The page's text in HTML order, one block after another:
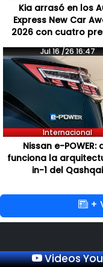
Kia arrasó en los
Express New Car
2026 con cuatro
Jul 16 /26 16:47
Internacional
Nissan e-POWER:
funciona la
in-1 del Qashqai
+
Videos